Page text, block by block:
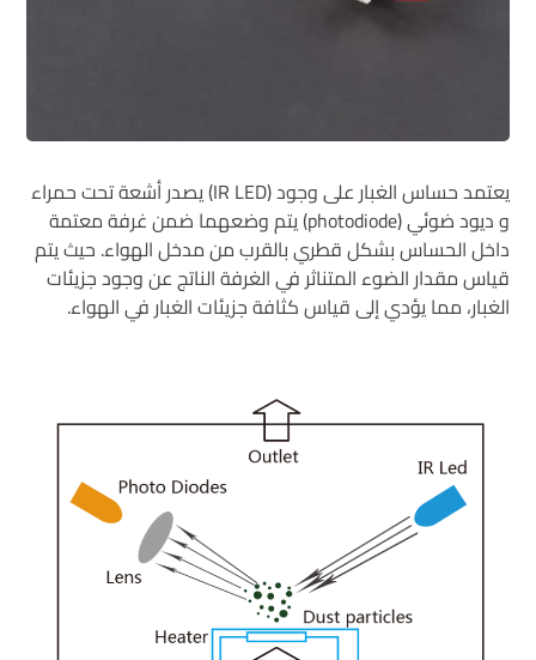
يعتمد حساس الغبار على وجود (IR LED) يصدر أشعة تحت حمراء
و ديود ضوئي (photodiode) يتم وضعهما ضمن غرفة معتمة
داخل الحساس بشكل قطري بالقرب من مدخل الهواء. حيث يتم
قياس مقدار الضوء المتناثر في الغرفة الناتج عن وجود جزيئات
الغبار، مما يؤدي إلى قياس كثافة جزيئات الغبار في الهواء.